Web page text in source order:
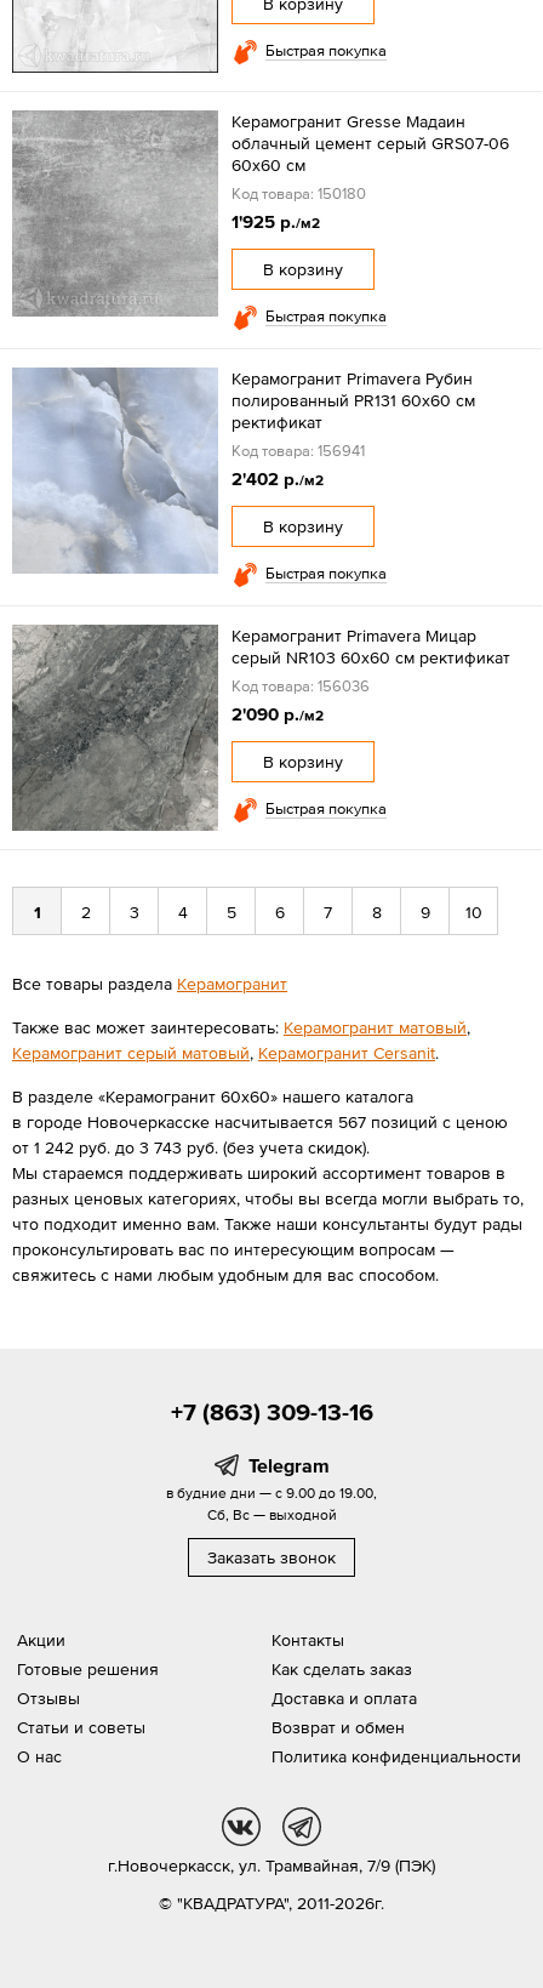
В корзину
Быстрая покупка
Керамогранит Gresse Мадаин
облачный цемент серый GRS07-06
60х60 см
Код товара: 150180
1'925 р./м2
В корзину
Быстрая покупка
Керамогранит Primavera Рубин
полированный PR131 60x60 см
ректификат
Код товара: 156941
2'402 р./м2
В корзину
Быстрая покупка
Керамогранит Primavera Мицар
серый NR103 60х60 см ректификат
Код товара: 156036
2'090 р./м2
В корзину
Быстрая покупка
1 2 3 4 5 6 7 8 9 10
Все товары раздела Керамогранит
Также вас может заинтересовать: Керамогранит матовый,
Керамогранит серый матовый, Керамогранит Cersanit.
В разделе «Керамогранит 60х60» нашего каталога
в городе Новочеркасске насчитывается 567 позиций с ценою
от 1 242 руб. до 3 743 руб. (без учета скидок).
Мы стараемся поддерживать широкий ассортимент товаров в
разных ценовых категориях, чтобы вы всегда могли выбрать то,
что подходит именно вам. Также наши консультанты будут рады
проконсультировать вас по интересующим вопросам —
свяжитесь с нами любым удобным для вас способом.
Акции
Готовые решения
Отзывы
Статьи и советы
О нас
Контакты
Как сделать заказ
Доставка и оплата
Возврат и обмен
Политика конфиденциальности
+7 (863) 309-13-16
Telegram
в будние дни — с 9.00 до 19.00,
Сб, Вс — выходной
Заказать звонок
© "КВАДРАТУРА", 2011-2026г.
г.Новочеркасск, ул. Трамвайная, 7/9 (ПЭК)